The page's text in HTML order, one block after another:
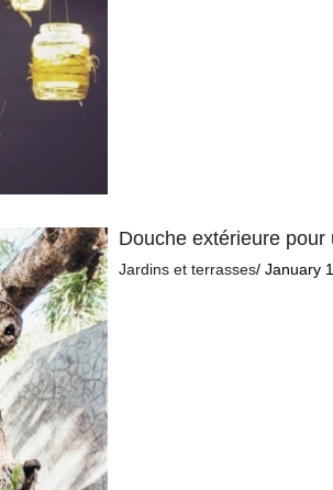
Douche extérieure pour
Jardins et terrasses/ January